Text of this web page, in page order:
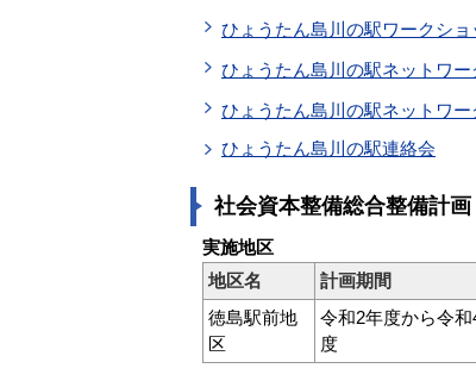
ひょうたん島川の駅ワークショ
ひょうたん島川の駅ネットワ
ひょうたん島川の駅ネットワ
ひょうたん島川の駅連絡会
社会資本整備総合整備計画
実施地区
地区名
計画期間
徳島駅前地
区
令和2年度から令和
度